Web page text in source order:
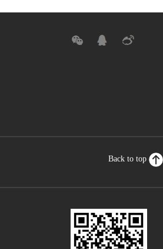
Back to top